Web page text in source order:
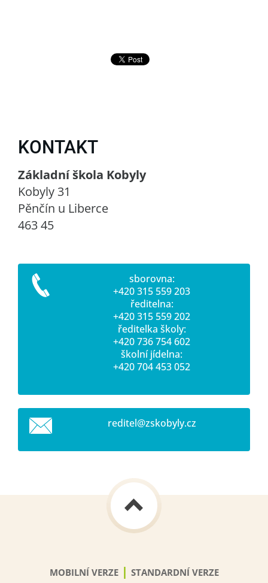
KONTAKT
Základní škola Kobyly
Kobyly 31
Pěnčín u Liberce
463 45
sborovna:
+420 315 559 203
ředitelna:
+420 315 559 202
ředitelka školy:
+420 736 754 602
školní jídelna:
+420 704 453 052
reditel@zskobyly.cz
MOBILNÍ VERZE | STANDARDNÍ VERZE